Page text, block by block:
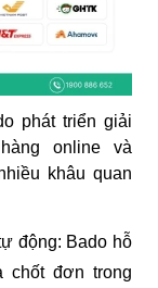
phát triển giải
online và
khâu quan
động: Bado hỗ
chốt đơn trong